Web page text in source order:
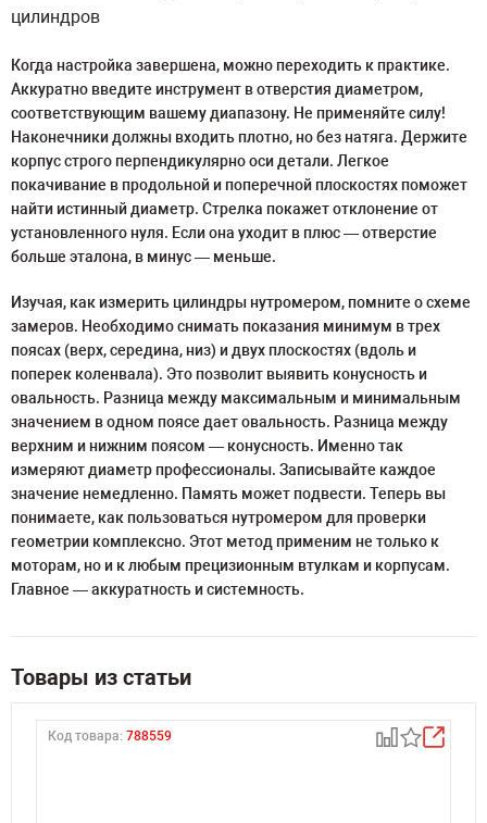
цилиндров
Когда настройка завершена, можно переходить к практике.
Аккуратно введите инструмент в отверстия диаметром,
соответствующим вашему диапазону. Не применяйте силу!
Наконечники должны входить плотно, но без натяга. Держите
корпус строго перпендикулярно оси детали. Легкое
покачивание в продольной и поперечной плоскостях поможет
найти истинный диаметр. Стрелка покажет отклонение от
установленного нуля. Если она уходит в плюс — отверстие
больше эталона, в минус — меньше.
Изучая, как измерить цилиндры нутромером, помните о схеме
замеров. Необходимо снимать показания минимум в трех
поясах (верх, середина, низ) и двух плоскостях (вдоль и
поперек коленвала). Это позволит выявить конусность и
овальность. Разница между максимальным и минимальным
значением в одном поясе дает овальность. Разница между
верхним и нижним поясом — конусность. Именно так
измеряют диаметр профессионалы. Записывайте каждое
значение немедленно. Память может подвести. Теперь вы
понимаете, как пользоваться нутромером для проверки
геометрии комплексно. Этот метод применим не только к
моторам, но и к любым прецизионным втулкам и корпусам.
Главное — аккуратность и системность.
Товары из статьи
Код товара: 788559